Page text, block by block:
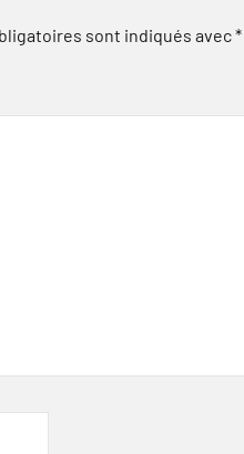
sont indiqués avec*